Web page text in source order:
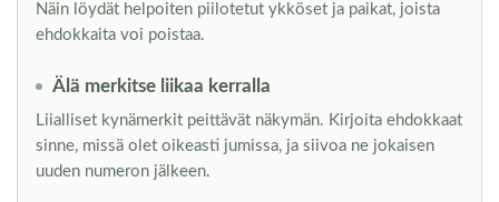
Näin löydät helpoiten piilotetut ykköset ja paikat, joista
ehdokkaita voi poistaa.
Älä merkitse liikaa kerralla
Liialliset kynämerkit peittävät näkymän. Kirjoita ehdokkaat
sinne, missä olet oikeasti jumissa, ja siivoa ne jokaisen
uuden numeron jälkeen.